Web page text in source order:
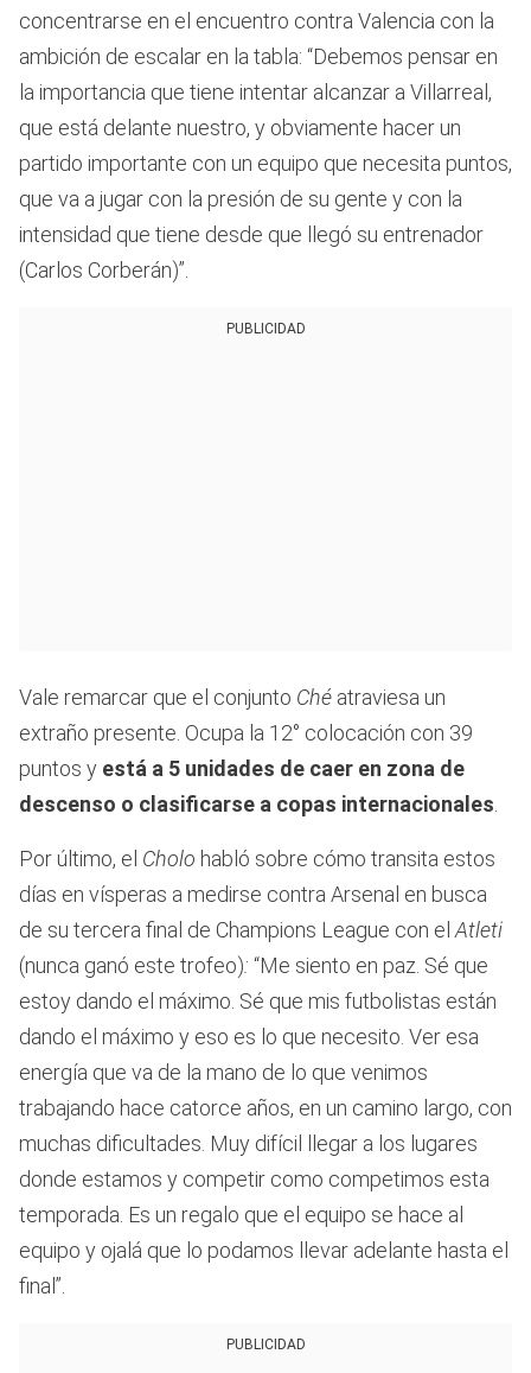
concentrarse en el encuentro contra Valencia con la
ambición de escalar en la tabla: “Debemos pensar en
la importancia que tiene intentar alcanzar a Villarreal,
que está delante nuestro, y obviamente hacer un
partido importante con un equipo que necesita puntos,
que va a jugar con la presión de su gente y con la
intensidad que tiene desde que llegó su entrenador
(Carlos Corberán)”.
PUBLICIDAD
Vale remarcar que el conjunto Ché atraviesa un
extraño presente. Ocupa la 12° colocación con 39
puntos y está a 5 unidades de caer en zona de
descenso o clasificarse a copas internacionales
Por último, el Cholo habló sobre cómo transita estos
días en vísperas a medirse contra Arsenal en busca
de su tercera final de Champions League con el Atleti
(nunca ganó este trofeo): “Me siento en paz. Sé que
estoy dando el máximo. Sé que mis futbolistas están
dando el máximo y eso es lo que necesito. Ver esa
energía que va de la mano de lo que venimos
trabajando hace catorce años, en un camino largo, con
muchas dificultades. Muy difícil llegar a los lugares
donde estamos y competir como competimos esta
temporada. Es un regalo que el equipo se hace al
equipo y ojalá que lo podamos llevar adelante hasta el
final”.
PUBLICIDAD